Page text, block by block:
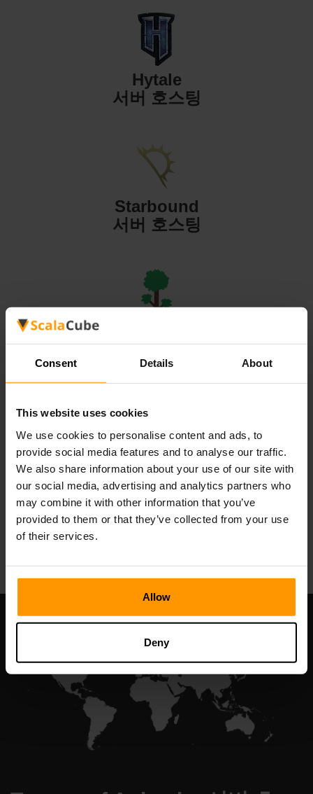
Consent Details About
This website uses cookies
We use cookies to personalise content and ads, to
provide social media features and to analyse our traffic.
We also share information about your use of our site with
our social media, advertising and analytics partners who
may combine it with other information that you’ve
provided to them or that they’ve collected from your use
of their services.
Allow
Deny
Hytale
서버 호스팅
Starbound
서버 호스팅
Valheim
서버 호스팅